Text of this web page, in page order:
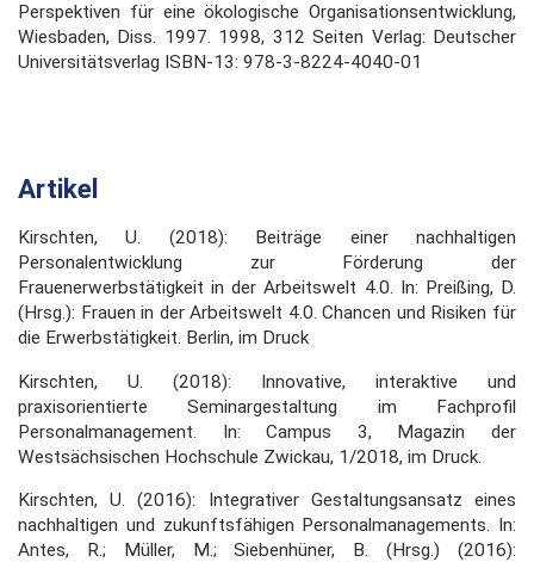
Perspektiven für eine ökologische Organisationsentwicklung,
Wiesbaden, Diss. 1997. 1998, 312 Seiten Verlag: Deutscher
Universitätsverlag ISBN-13: 978-3-8224-4040-01
Artikel
Kirschten, U. (2018): Beiträge einer nachhaltigen
Personalentwicklung zur Förderung der
Frauenerwerbstätigkeit in der Arbeitswelt 4.0. In: Preißing, D.
(Hrsg.): Frauen in der Arbeitswelt 4.0. Chancen und Risiken für
die Erwerbstätigkeit. Berlin, im Druck
Kirschten, U. (2018): Innovative, interaktive und
praxisorientierte Seminargestaltung im Fachprofil
Personalmanagement. In: Campus 3, Magazin der
Westsächsischen Hochschule Zwickau, 1/2018, im Druck.
Kirschten, U. (2016): Integrativer Gestaltungsansatz eines
nachhaltigen und zukunftsfähigen Personalmanagements. In:
Antes, R.; Müller, M.; Siebenhüner, B. (Hrsg.) (2016):